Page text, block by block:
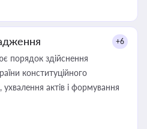
+6
порядок здійснення
конституційного
актів і формування